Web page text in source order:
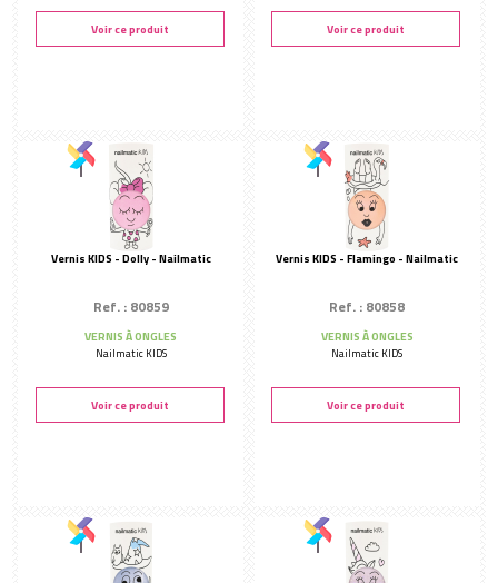
Hydratant
Solaire
Compléments alimentaires
SOINS CORPS
Modelages
Déodorants
Hydratation corps
Voir ce produit Voir ce produit
Vernis KIDS - Dolly - Nailmatic
Ref. : 80859
VERNIS À ONGLES
Nailmatic KIDS
Voir ce produit
Vernis KIDS - Flamingo - Nailmatic
Ref. : 80858
VERNIS À ONGLES
Nailmatic KIDS
Voir ce produit